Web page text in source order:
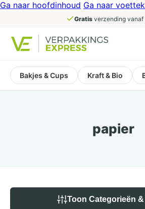
Ga naar hoofdinhoud Ga naar
Gratisverzending vanaf
Bakjes & Cups Kraft & Bio
papier
Toon Categorieën